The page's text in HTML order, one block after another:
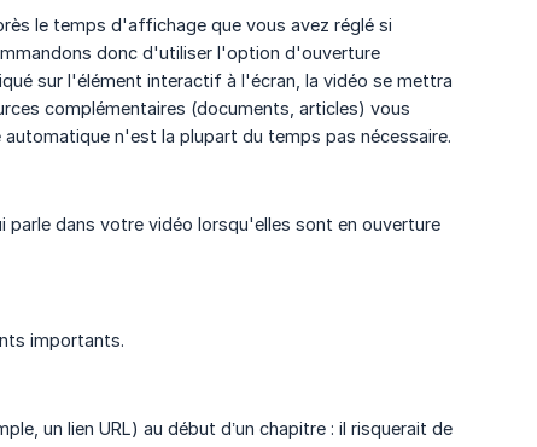
le temps d'affichage que vous avez réglé si
donc d'utiliser l'option d'ouverture
sur l'élément interactif à l'écran, la vidéo se mettra
complémentaires (documents, articles) vous
n'est la plupart du temps pas nécessaire.
parle dans votre vidéo lorsqu'elles sont en ouverture
importants.
un lien URL) au début d’un chapitre : il risquerait de